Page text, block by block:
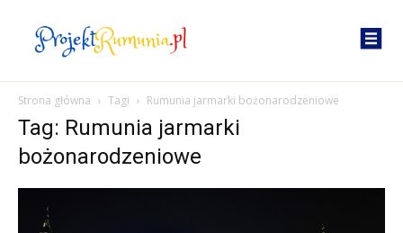
Strona główna Tagi Rumunia jarmarki bożonarodzeniowe
Tag: Rumunia jarmarki
bożonarodzeniowe